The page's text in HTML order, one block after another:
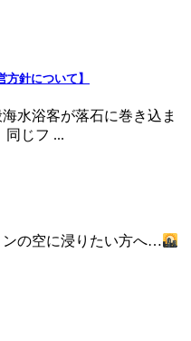
方針について】
水浴客が落石に巻き込ま
同じフ ...
ンの空に浸りたい方へ…